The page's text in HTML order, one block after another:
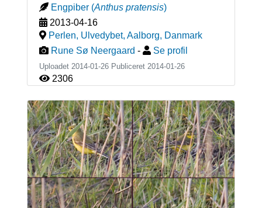
Engpiber (Anthus pratensis)
2013-04-16
Perlen, Ulvedybet, Aalborg, Danmark
Rune Sø Neergaard - Se profil
Uploadet 2014-01-26 Publiceret 2014-01-26
2306